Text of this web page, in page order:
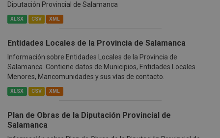
Diputación Provincial de Salamanca
XLSX CSV XML
Entidades Locales de la Provincia de Salamanca
Información sobre Entidades Locales de la Provincia de
Salamanca. Contiene datos de Municipios, Entidades Locales
Menores, Mancomunidades y sus vías de contacto.
XLSX CSV XML
Plan de Obras de la Diputación Provincial de
Salamanca